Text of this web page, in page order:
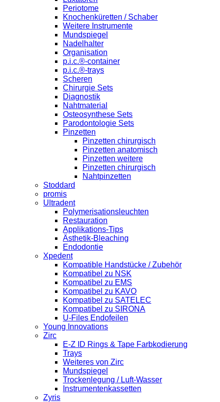
Periotome
Knochenküretten / Schaber
Weitere Instrumente
Mundspiegel
Nadelhalter
Organisation
p.i.c.®-container
p.i.c.®-trays
Scheren
Chirurgie Sets
Diagnostik
Nahtmaterial
Osteosynthese Sets
Parodontologie Sets
Pinzetten
Pinzetten chirurgisch
Pinzetten anatomisch
Pinzetten weitere
Pinzetten chirurgisch
Nahtpinzetten
Stoddard
promis
Ultradent
Polymerisationsleuchten
Restauration
Applikations-Tips
Ästhetik-Bleaching
Endodontie
Xpedent
Kompatible Handstücke / Zubehör
Kompatibel zu NSK
Kompatibel zu EMS
Kompatibel zu KAVO
Kompatibel zu SATELEC
Kompatibel zu SIRONA
U-Files Endofeilen
Young Innovations
Zirc
E-Z ID Rings & Tape Farbkodierung
Trays
Weiteres von Zirc
Mundspiegel
Trockenlegung / Luft-Wasser
Instrumentenkassetten
Zyris